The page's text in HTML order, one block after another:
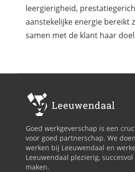
leergierigheid,
aanstekelijke energie bereikt
samen met de klant haar
Goed werkgeverschap is een
voor goed partnerschap. We
werken bij Leeuwendaal en
Leeuwendaal plezierig,
maken.